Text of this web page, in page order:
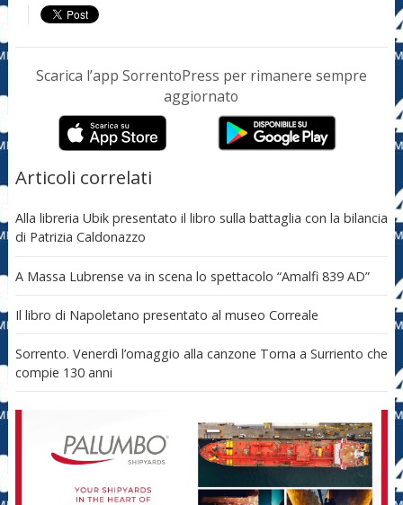
Scarica l’app SorrentoPress per rimanere sempre
aggiornato
Articoli correlati
Alla libreria Ubik presentato il libro sulla battaglia con la bilancia
di Patrizia Caldonazzo
A Massa Lubrense va in scena lo spettacolo “Amalfi 839 AD”
Il libro di Napoletano presentato al museo Correale
Sorrento. Venerdì l’omaggio alla canzone Torna a Surriento che
compie 130 anni